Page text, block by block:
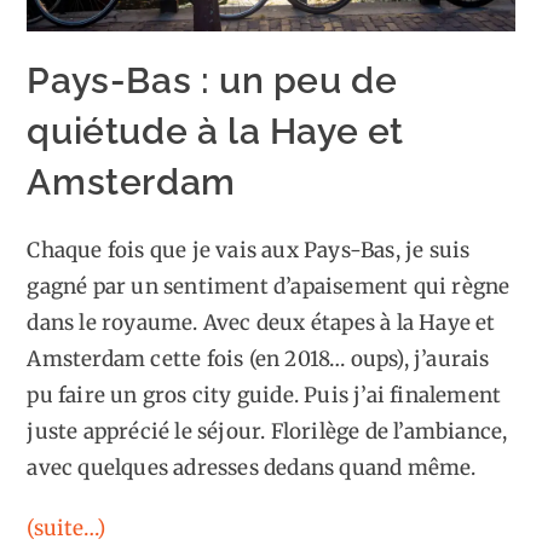
Pays-Bas : un peu de
quiétude à la Haye et
Amsterdam
Chaque fois que je vais aux Pays-Bas, je suis
gagné par un sentiment d’apaisement qui règne
dans le royaume. Avec deux étapes à la Haye et
Amsterdam cette fois (en 2018… oups), j’aurais
pu faire un gros city guide. Puis j’ai finalement
juste apprécié le séjour. Florilège de l’ambiance,
avec quelques adresses dedans quand même.
(suite…)